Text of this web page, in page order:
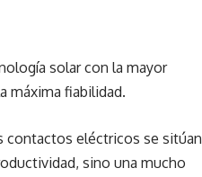
solar con la mayor
máxima fiabilidad.
contactos eléctricos se sitúan
sino una mucho